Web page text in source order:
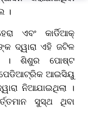
।
ଏବଂ କାର୍ଡିଆକ୍
ଦ୍ୱାରା ଏହି ଜଟିଳ
। ଶିଶୁର ପୋଷ୍ଟ
ପେଡିଆଟ୍ରିକ ଆଇସିୟୁ
ନିଆଯାଇଥିଲା ।
ସୁସ୍ଥ ଥିବା